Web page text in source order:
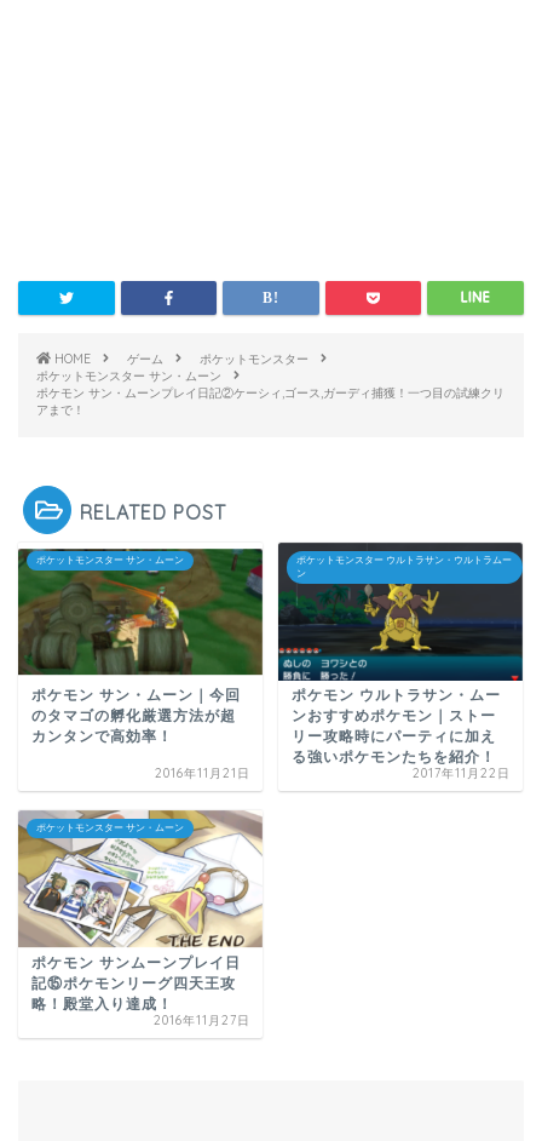
HOME ゲーム
ポケットモンスター
ポケットモンスター サン・ムーン
ポケモン サン・ムーンプレイ日記②ケーシィ,ゴース,ガーディ捕獲！一つ目の試練クリ
アまで！
RELATED POST
ポケットモンスター サン・ムーン
ポケモン サン・ムーン｜今回
のタマゴの孵化厳選方法が超
カンタンで高効率！
2016年11月21日
ポケットモンスター ウルトラサン・ウルトラムー
ン
ポケモン ウルトラサン・ムー
ンおすすめポケモン｜ストー
リー攻略時にパーティに加え
る強いポケモンたちを紹介！
2017年11月22日
ポケットモンスター サン・ムーン
ポケモン サンムーンプレイ日
記⑮ポケモンリーグ四天王攻
略！殿堂入り達成！
2016年11月27日